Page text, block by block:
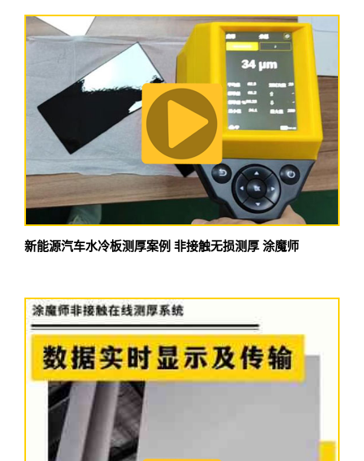
新能源汽车水冷板测厚案例 非接触无损测厚 涂魔师